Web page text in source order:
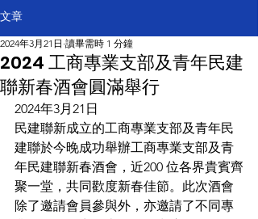
文章
2024 工商專業支部及青年民建
聯新春酒會圓滿舉行
2024年3月21日 讀畢需時 1 分鐘
2024年3月21日
民建聯新成立的工商專業支部及青年民
建聯於今晚成功舉辦工商專業支部及青
年民建聯新春酒會，近200 位各界貴賓齊
聚一堂，共同歡度新春佳節。此次酒會
除了邀請會員參與外，亦邀請了不同專